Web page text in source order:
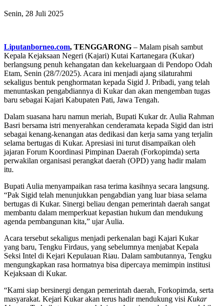
Senin, 28 Juli 2025
Liputanborneo.com, TENGGARONG – Malam pisah sambut
Kepala Kejaksaan Negeri (Kajari) Kutai Kartanegara (Kukar)
berlangsung penuh kehangatan dan kekeluargaan di Pendopo Odah
Etam, Senin (28/7/2025). Acara ini menjadi ajang silaturahmi
sekaligus bentuk penghormatan kepada Sigid J. Pribadi, yang telah
menuntaskan pengabdiannya di Kukar dan akan mengemban tugas
baru sebagai Kajari Kabupaten Pati, Jawa Tengah.
Dalam suasana haru namun meriah, Bupati Kukar dr. Aulia Rahman
Basri bersama istri menyerahkan cenderamata kepada Sigid dan istri
sebagai kenang-kenangan atas dedikasi dan kerja sama yang terjalin
selama bertugas di Kukar. Apresiasi ini turut disampaikan oleh
jajaran Forum Koordinasi Pimpinan Daerah (Forkopimda) serta
perwakilan organisasi perangkat daerah (OPD) yang hadir malam
itu.
Bupati Aulia menyampaikan rasa terima kasihnya secara langsung.
“Pak Sigid telah menunjukkan pengabdian yang luar biasa selama
bertugas di Kukar. Sinergi beliau dengan pemerintah daerah sangat
membantu dalam memperkuat kepastian hukum dan mendukung
agenda pembangunan kita,” ujar Aulia.
Acara tersebut sekaligus menjadi perkenalan bagi Kajari Kukar
yang baru, Tengku Firdaus, yang sebelumnya menjabat Kepala
Seksi Intel di Kejari Kepulauan Riau. Dalam sambutannya, Tengku
mengungkapkan rasa hormatnya bisa dipercaya memimpin institusi
Kejaksaan di Kukar.
“Kami siap bersinergi dengan pemerintah daerah, Forkopimda, serta
masyarakat. Kejari Kukar akan terus hadir mendukung visi Kukar